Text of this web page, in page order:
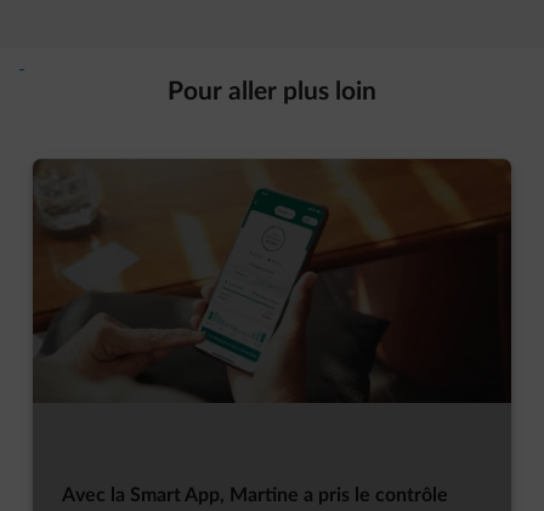
Pour aller plus loin
Avec la Smart App, Martine a pris le contrôle